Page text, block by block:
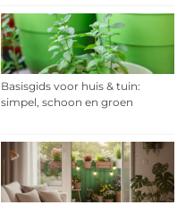
Basisgids voor huis & tuin:
simpel, schoon en groen